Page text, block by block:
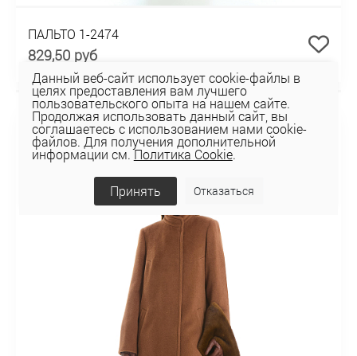
ПАЛЬТО 1-2474
829,50 руб
НОВИНКА
Данный веб-сайт использует cookie-файлы в
целях предоставления вам лучшего
пользовательского опыта на нашем сайте.
Продолжая использовать данный сайт, вы
соглашаетесь с использованием нами cookie-
файлов. Для получения дополнительной
информации см.Политика Cookie.
Принять Отказаться